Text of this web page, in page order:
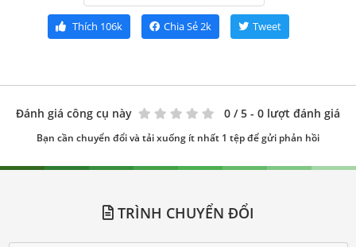
Thích 106k Chia Sẻ2k Tweet
Đánh giá công cụ này 0 / 5 - 0 lượt đánh giá
Bạn cần chuyển đổi và tải xuống ít nhất 1 tệp để gửi phản hồi
TRÌNH CHUYỂN ĐỔI